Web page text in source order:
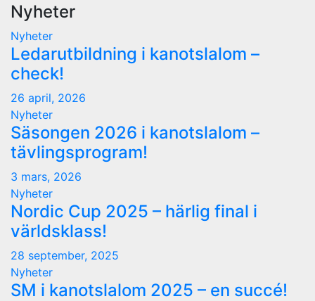
Nyheter
Nyheter
Ledarutbildning i kanotslalom –
check!
26 april, 2026
Nyheter
Säsongen 2026 i kanotslalom –
tävlingsprogram!
3 mars, 2026
Nyheter
Nordic Cup 2025 – härlig final i
världsklass!
28 september, 2025
Nyheter
SM i kanotslalom 2025 – en succé!